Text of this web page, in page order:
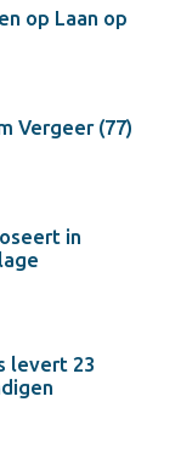
op Laan op
Vergeer (77)
in
levert 23